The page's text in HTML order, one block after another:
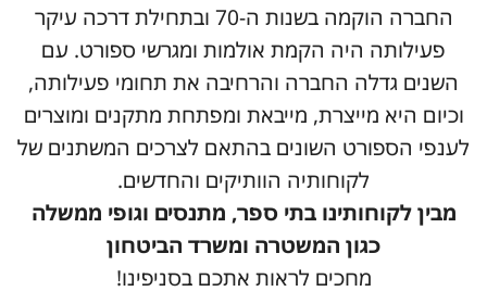
החברה הוקמה בשנות ה-70 ובתחילת דרכה עיקר
פעילותה היה הקמת אולמות ומגרשי ספורט. עם
השנים גדלה החברה והרחיבה את תחומי פעילותה,
וכיום היא מייצרת, מייבאת ומפתחת מתקנים ומוצרים
לענפי הספורט השונים בהתאם לצרכים המשתנים של
לקוחותיה הוותיקים והחדשים.
מבין לקוחותינו בתי ספר, מתנסים וגופי ממשלה
כגון המשטרה ומשרד הביטחון
מחכים לראות אתכם בסניפינו!